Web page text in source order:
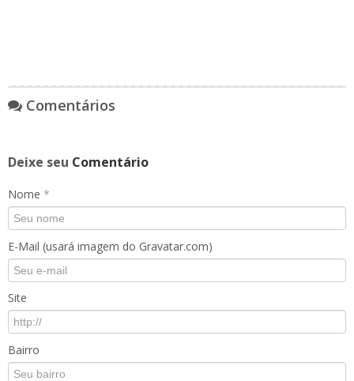
Comentários
Deixe seu Comentário
Nome *
E-Mail (usará imagem do Gravatar.com)
Site
Bairro